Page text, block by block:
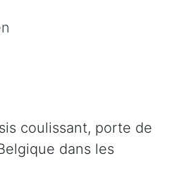
coulissant, porte de
dans les